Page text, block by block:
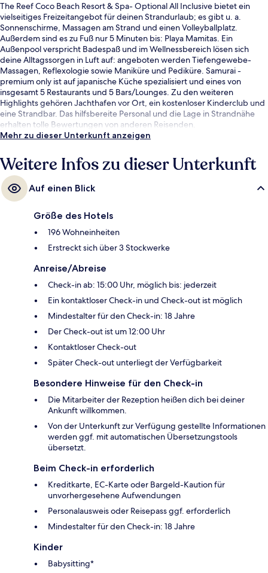
The Reef Coco Beach Resort & Spa- Optional All Inclusive bietet ein
vielseitiges Freizeitangebot für deinen Strandurlaub; es gibt u. a.
Sonnenschirme, Massagen am Strand und einen Volleyballplatz.
Außerdem sind es zu Fuß nur 5 Minuten bis: Playa Mamitas. Ein
Außenpool verspricht Badespaß und im Wellnessbereich lösen sich
deine Alltagssorgen in Luft auf: angeboten werden Tiefengewebe-
Massagen, Reflexologie sowie Maniküre und Pediküre. Samurai -
premium only ist auf japanische Küche spezialisiert und eines von
insgesamt 5 Restaurants und 5 Bars/Lounges. Zu den weiteren
Highlights gehören Jachthafen vor Ort, ein kostenloser Kinderclub und
eine Strandbar. Das hilfsbereite Personal und die Lage in Strandnähe
erhalten tolle Bewertungen von anderen Reisenden.
Mehr zu dieser Unterkunft anzeigen
Weitere Infos zu dieser Unterkunft
Auf einen Blick
Größe des Hotels
196 Wohneinheiten
Erstreckt sich über 3 Stockwerke
Anreise/Abreise
Check-in ab: 15:00 Uhr, möglich bis: jederzeit
Ein kontaktloser Check-in und Check-out ist möglich
Mindestalter für den Check-in: 18 Jahre
Der Check-out ist um 12:00 Uhr
Kontaktloser Check-out
Später Check-out unterliegt der Verfügbarkeit
Besondere Hinweise für den Check-in
Die Mitarbeiter der Rezeption heißen dich bei deiner
Ankunft willkommen.
Von der Unterkunft zur Verfügung gestellte Informationen
werden ggf. mit automatischen Übersetzungstools
übersetzt.
Beim Check-in erforderlich
Kreditkarte, EC-Karte oder Bargeld-Kaution für
unvorhergesehene Aufwendungen
Personalausweis oder Reisepass ggf. erforderlich
Mindestalter für den Check-in: 18 Jahre
Kinder
Babysitting*